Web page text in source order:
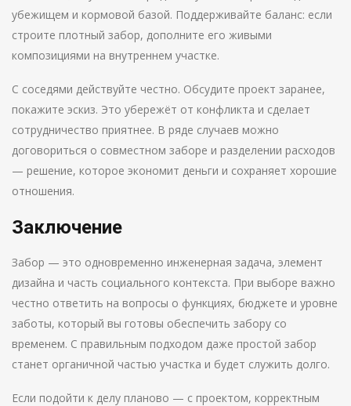
убежищем и кормовой базой. Поддерживайте баланс: если
строите плотный забор, дополните его живыми
композициями на внутреннем участке.
С соседями действуйте честно. Обсудите проект заранее,
покажите эскиз. Это убережёт от конфликта и сделает
сотрудничество приятнее. В ряде случаев можно
договориться о совместном заборе и разделении расходов
— решение, которое экономит деньги и сохраняет хорошие
отношения.
Заключение
Забор — это одновременно инженерная задача, элемент
дизайна и часть социального контекста. При выборе важно
честно ответить на вопросы о функциях, бюджете и уровне
заботы, который вы готовы обеспечить забору со
временем. С правильным подходом даже простой забор
станет органичной частью участка и будет служить долго.
Если подойти к делу планово — с проектом, корректным